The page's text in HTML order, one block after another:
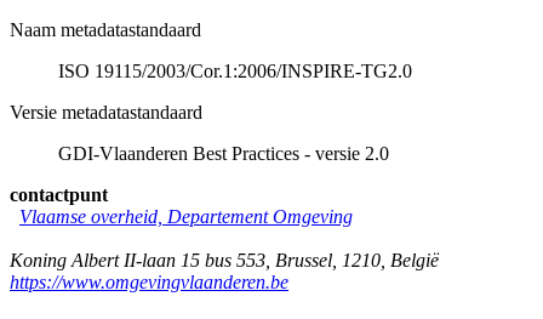
Naam metadatastandaard
ISO 19115/2003/Cor.1:2006/INSPIRE-TG2.0
Versie metadatastandaard
GDI-Vlaanderen Best Practices - versie 2.0
contactpunt
Vlaamse overheid, Departement Omgeving
Koning Albert II-laan 15 bus 553 Brussel 1210 België
https://www.omgevingvlaanderen.be